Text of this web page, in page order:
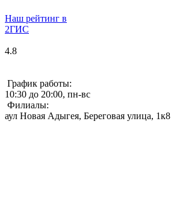
Наш рейтинг в
2ГИС
4.8
График работы:
10:30 до 20:00, пн-вс
Филиалы:
аул Новая Адыгея, Береговая улица, 1к8